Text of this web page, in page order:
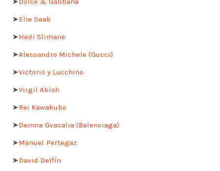
➤Elie Saab
➤Hedi Slimane
➤Alessandro Michele (Gucci)
➤Victorio y Lucchino
➤Virgil Abloh
➤Rei Kawakubo
➤Demna Gvasalia (Balenciaga)
➤Manuel Pertegaz
➤David Delfín